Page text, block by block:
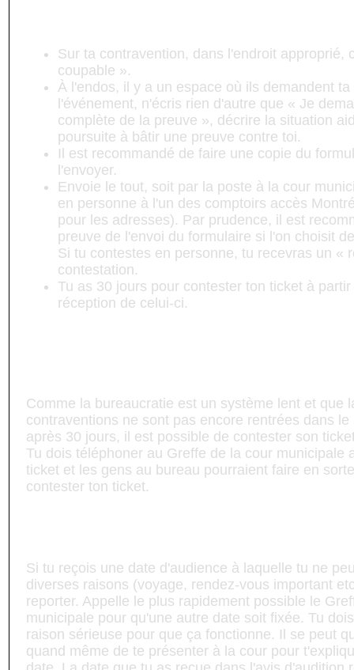
Sur ta contravention, dans l'endroit approprié,
coupable ».
À l'endos, il y a un espace où ils demandent
l'événement, n'écris rien d'autre que « Je
complète de la preuve », décrire la situation
poursuite à bâtir une preuve contre toi.
Il est recommandé de faire une copie du
l'envoyer.
Envoie le tout, soit par la poste à la cour
en personne à l'un des comptoirs accès
pour les adresses). Par prudence, il est
preuve de l'envoi du formulaire si l'on choisit
Si tu contestes en personne, tu recevras un «
contestation.
Tu as 30 jours pour contester ton ticket à
réception de celui-ci.
Comme la bureaucratie est un système lent et que
contraventions ne sont pas encore rentrées dans
après 30 jours, il est possible de contester son
Tu dois téléphoner au Greffe de la cour municipale
ticket et les gens au bureau pourraient faire en
contester ton ticket.
Si tu reçois une date d'audience à laquelle tu ne
diverses raisons (voyage, rendez-vous important
reporter. Appelle le plus rapidement possible le
municipale pour qu'une autre date soit fixée. Tu
raison sérieuse pour que ça fonctionne. Il se peut
quand même de te présenter à la cour pour